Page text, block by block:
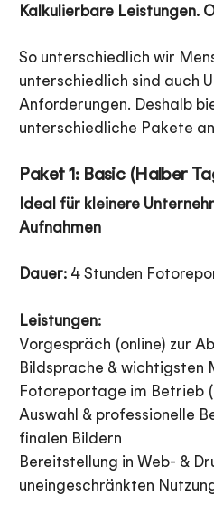
Kalkulierbare Leistungen.
So unterschiedlich wir
unterschiedlich sind auch
Anforderungen. Deshalb
unterschiedliche Pakete
Paket 1: Basic (Halber
Ideal für kleinere
Aufnahmen
Dauer: 4 Stunden
Leistungen:
Vorgespräch (online) zur
Bildsprache & wichtigsten
Fotoreportage im Betrieb
Auswahl & professionelle
finalen Bildern
Bereitstellung in Web- &
uneingeschränkten